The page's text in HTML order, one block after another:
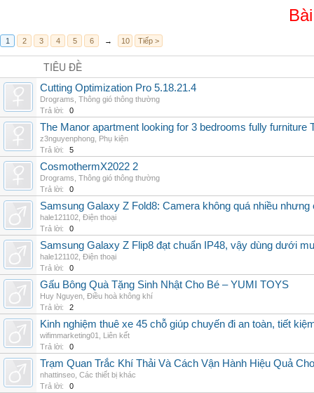
1 2 3 4 5 6 → 10 Tiếp >
TIÊU ĐỀ
Cutting Optimization Pro 5.18.21.4
Drograms Thông gió thông thường
Trả lời:
0
The Manor apartment looking for 3 bedrooms fully furniture
z3nguyenphong Phụ kiện
Trả lời:
5
CosmothermX2022 2
Drograms Thông gió thông thường
Trả lời:
0
Samsung Galaxy Z Fold8: Camera không quá nhiều nhưng
hale121102 Điện thoại
Trả lời:
0
Samsung Galaxy Z Flip8 đạt chuẩn IP48, vậy dùng dưới
hale121102 Điện thoại
Trả lời:
0
Gấu Bông Quà Tặng Sinh Nhật Cho Bé – YUMI TOYS
Huy Nguyen Điều hoà không khí
Trả lời:
2
Kinh nghiệm thuê xe 45 chỗ giúp chuyến đi an toàn, tiết
wifimmarketing01
Liên kết
Trả lời:
0
Trạm Quan Trắc Khí Thải Và Cách Vận Hành Hiệu Quả
nhattinseo Các thiết bị khác
Trả lời:
0